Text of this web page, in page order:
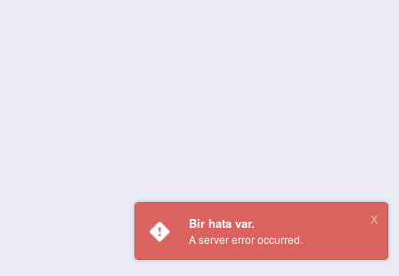
Bir hata var.
A server error occurred.